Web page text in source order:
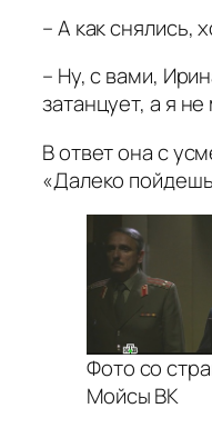
– А как снялись,
– Ну, с вами,
затанцует, а я
В ответ она с
«Далеко
Фото со
Мойсы ВК